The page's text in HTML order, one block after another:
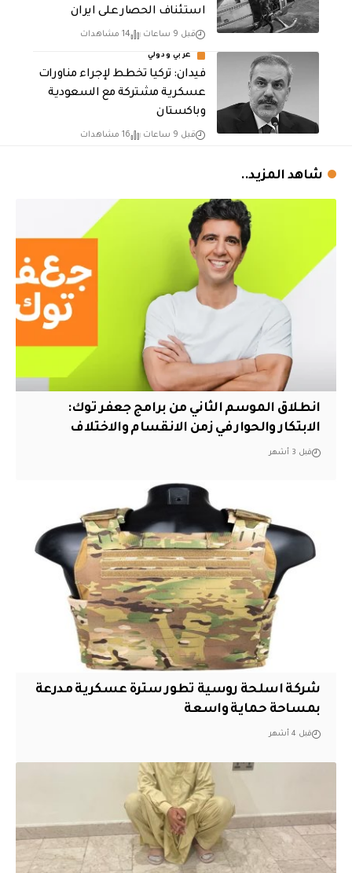
استئناف الحصار على ايران
قبل 9 ساعات 14 مشاهدات
عربي ودولي
فيدان: تركيا تخطط لإجراء مناورات
عسكرية مشتركة مع السعودية
وباكستان
قبل 9 ساعات 16 مشاهدات
شاهد المزيد..
انطلاق الموسم الثاني من برامج جعفر توك:
الابتكار والحوار في زمن الانقسام والاختلاف
قبل 3 أشهر
شركة اسلحة روسية تطور سترة عسكرية مدرعة
بمساحة حماية واسعة
قبل 4 أشهر